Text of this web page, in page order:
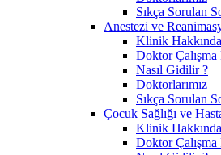
Sıkça Sorulan
Anestezi ve
Klinik Hakkında
Doktor Çalışma
Nasıl Gidilir ?
Doktorlarımız
Sıkça Sorulan
Çocuk Sağlığı ve
Klinik Hakkında
Doktor Çalışma